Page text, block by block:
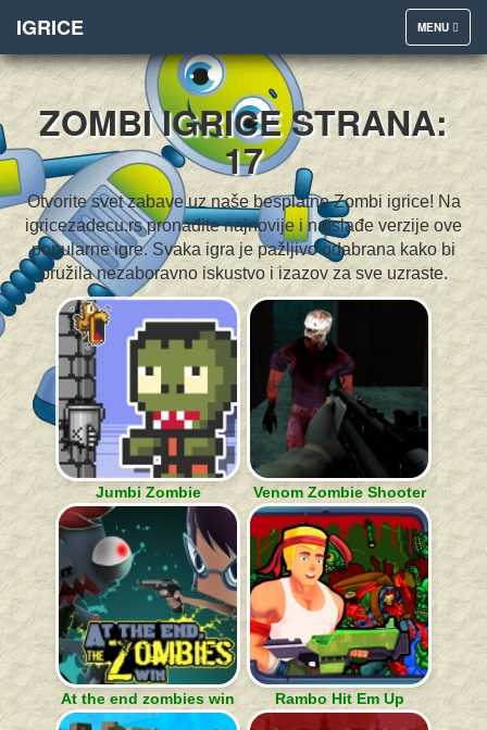
TOGGLE
NAVIGATION
MENU
IGRICE
ZOMBI IGRICE STRANA:
17
Otvorite svet zabave uz naše besplatne Zombi igrice! Na
igricezadecu.rs pronađite najnovije i najslađe verzije ove
popularne igre. Svaka igra je pažljivo odabrana kako bi
pružila nezaboravno iskustvo i izazov za sve uzraste.
Jumbi Zombie Venom Zombie Shooter
At the end zombies win Rambo Hit Em Up